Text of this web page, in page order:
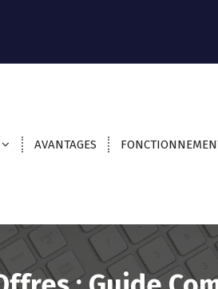
AVANTAGES